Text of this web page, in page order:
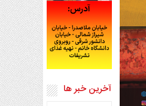
آخرین خبر ها